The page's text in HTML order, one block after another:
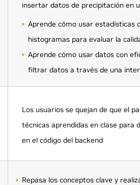
insertar datos de precipitación en
Aprende cómo usar estadísticas
histogramas para evaluar la
Aprende cómo usar datos con
filtrar datos a través de una
Los usuarios se quejan de que el
técnicas aprendidas en clase para
en el código del backend
Repasa los conceptos clave y